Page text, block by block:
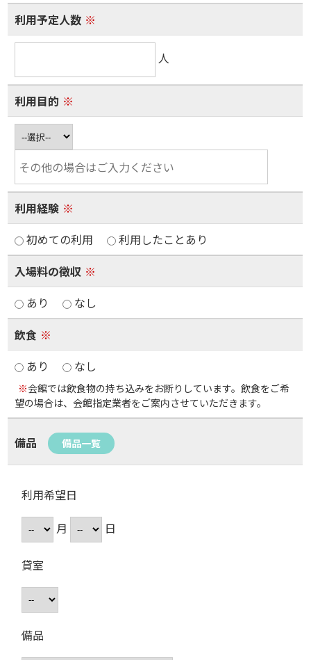
利用予定人数 ※
人
利用目的 ※
利用経験 ※
初めての利用
利用したことあり
入場料の徴収 ※
あり
なし
飲食 ※
あり
なし
※会館では飲食物の持ち込みをお断りしています。飲食をご希
望の場合は、会館指定業者をご案内させていただきます。
備品 備品一覧
利用希望日
月
日
貸室
備品